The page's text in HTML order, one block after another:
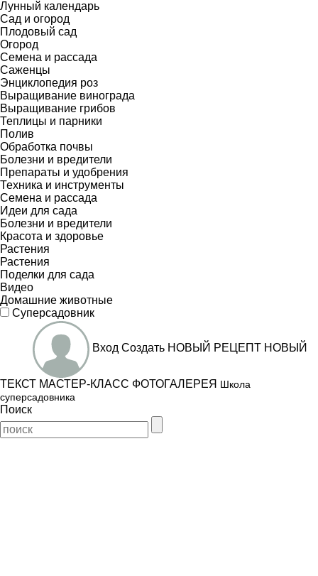
Лунный календарь
Сад и огород
Плодовый сад
Огород
Семена и рассада
Саженцы
Энциклопедия роз
Выращивание винограда
Выращивание грибов
Теплицы и парники
Полив
Обработка почвы
Болезни и вредители
Препараты и удобрения
Техника и инструменты
Семена и рассада
Идеи для сада
Болезни и вредители
Красота и здоровье
Растения
Растения
Поделки для сада
Видео
Домашние животные
Суперсадовник
Вход Создать НОВЫЙ РЕЦЕПТ НОВЫЙ
ТЕКСТ МАСТЕР-КЛАСС ФОТОГАЛЕРЕЯ Школа
суперсадовника
Поиск